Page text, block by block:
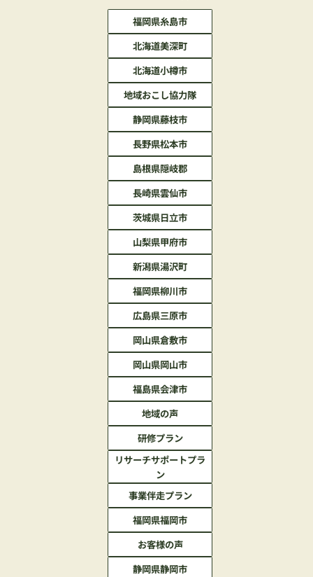
福岡県糸島市
北海道美深町
北海道小樽市
地域おこし協力隊
静岡県藤枝市
長野県松本市
島根県隠岐郡
長崎県雲仙市
茨城県日立市
山梨県甲府市
新潟県湯沢町
福岡県柳川市
広島県三原市
岡山県倉敷市
岡山県岡山市
福島県会津市
地域の声
研修プラン
リサーチサポートプラ
ン
事業伴走プラン
福岡県福岡市
お客様の声
静岡県静岡市